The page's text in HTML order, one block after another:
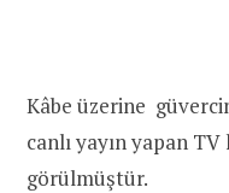
Kâbe üzerine
canlı yayın yapan
görülmüştür.